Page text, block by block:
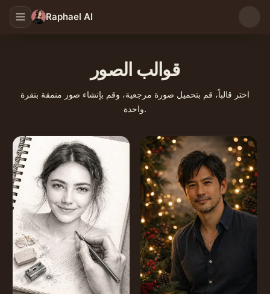
Raphael AI
قوالب الصور
اختر قالباً، قم بتحميل صورة مرجعية، وقم بإنشاء صور منمقة بنقرة
واحدة.